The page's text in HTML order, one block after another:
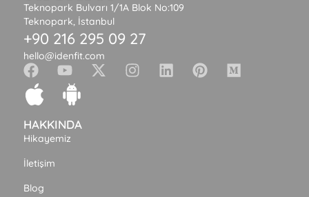
Teknopark Bulvarı 1/1A Blok No:109
Teknopark, İstanbul
+90 216 295 09 27
hello@idenfit.com
HAKKINDA
Hikayemiz
İletişim
Blog